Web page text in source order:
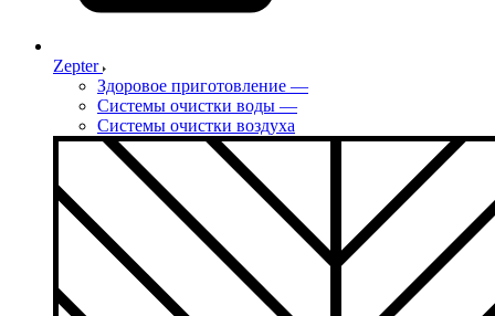
Zepter
Здоровое приготовление —
Системы очистки воды —
Системы очистки воздуха